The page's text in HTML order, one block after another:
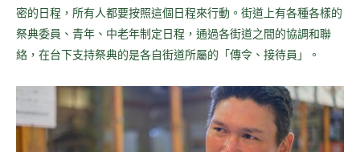
密的日程，所有人都要按照這個日程來行動。街道上有各種各樣的
祭典委員、青年、中老年制定日程，通過各街道之間的協調和聯
絡，在台下支持祭典的是各自街道所屬的「傳令、接待員」。